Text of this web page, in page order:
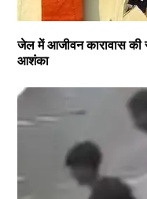
जेल में आजीवन कारावास की
आशंका